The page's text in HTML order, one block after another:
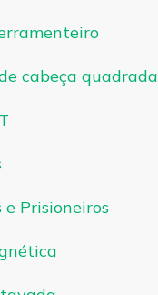
cabeça quadrada
e Prisioneiros